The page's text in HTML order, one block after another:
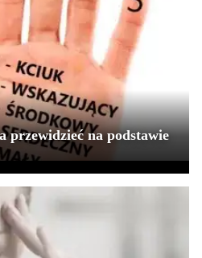
przewidzieć na podstawie